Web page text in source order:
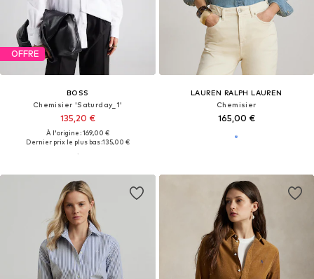
OFFRE
BOSS
Chemisier 'Saturday_1'
135,20 €
À l'origine : 169,00 €
Dernier prix le plus bas :135,00 €
LAUREN RALPH LAUREN
Chemisier
165,00 €